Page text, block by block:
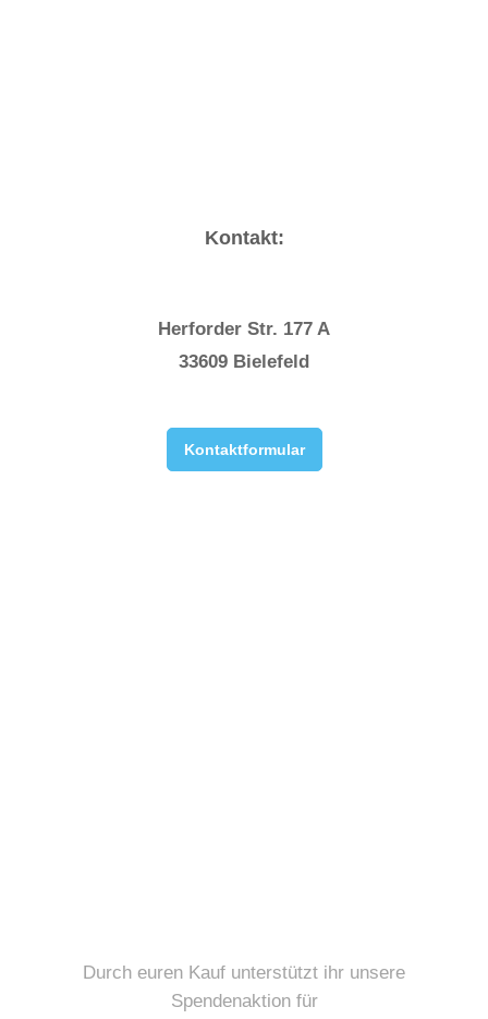
Kontakt:
Herforder Str. 177 A
33609 Bielefeld
Kontaktformular
Durch euren Kauf unterstützt ihr unsere
Spendenaktion für